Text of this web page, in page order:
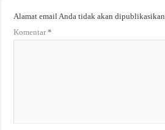
Alamat email Anda tidak akan dipublikasikan.
Komentar*